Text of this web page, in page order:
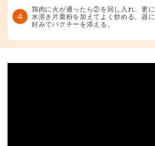
4
鶏肉に火が通ったら②を回し入れ、更に
水溶き片栗粉を加えてよく炒める。器
好みでパクチーを添える。